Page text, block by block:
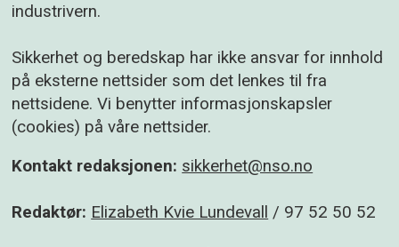
industrivern.
Sikkerhet og beredskap har ikke ansvar for innhold
på eksterne nettsider som det lenkes til fra
nettsidene. Vi benytter informasjonskapsler
(cookies) på våre nettsider.
Kontakt redaksjonen: sikkerhet@nso.no
Redaktør: Elizabeth Kvie Lundevall / 97 52 50 52